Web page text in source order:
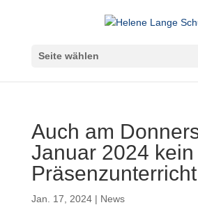
Seite wählen
Auch am
Januar 2024 kein
Präsenzunterricht
Jan. 17, 2024| News